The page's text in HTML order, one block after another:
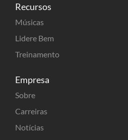
Recursos
Músicas
Lidere Bem
Treinamento
Empresa
Sobre
Carreiras
Notícias